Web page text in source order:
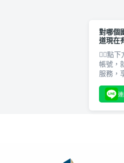
對哪個
道現在
👇🏻點
帳號，
服務，